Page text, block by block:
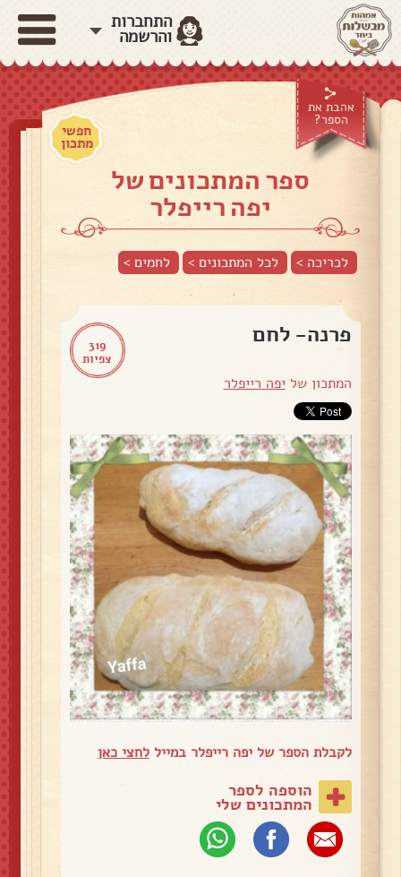
התחברות
והרשמה
אהבת את
הספר?
חפשי
מתכון
ספר המתכונים של
יפה רייפלר
לכריכה > לכל המתכונים > לחמים>
319
צפיות
פרנה- לחם
המתכון של יפה רייפלר
לקבלת הספר של יפה רייפלר במייללחצי כאן
הוספה לספר
המתכונים שלי